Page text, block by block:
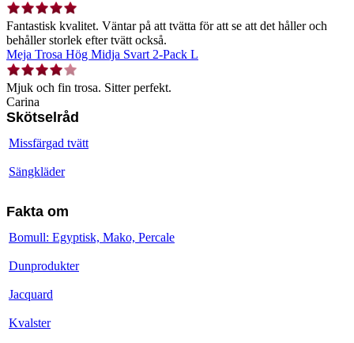
Fantastisk kvalitet. Väntar på att tvätta för att se att det håller och
behåller storlek efter tvätt också.
Meja Trosa Hög Midja Svart 2-Pack L
Mjuk och fin trosa. Sitter perfekt.
Carina
Skötselråd
Missfärgad tvätt
Sängkläder
Fakta om
Bomull: Egyptisk, Mako, Percale
Dunprodukter
Jacquard
Kvalster